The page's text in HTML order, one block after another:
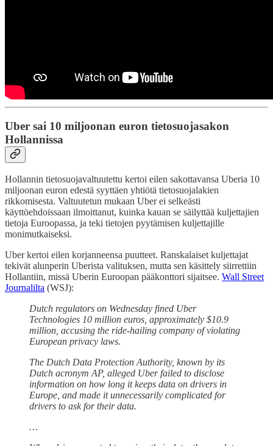
Uber sai 10 miljoonan euron tietosuojasakon
Hollannissa
Hollannin tietosuojavaltuutettu kertoi eilen sakottavansa Uberia 10
miljoonan euron edestä syyttäen yhtiötä tietosuojalakien
rikkomisesta. Valtuutetun mukaan Uber ei selkeästi
käyttöehdoissaan ilmoittanut, kuinka kauan se säilyttää kuljettajien
tietoja Euroopassa, ja teki tietojen pyytämisen kuljettajille
monimutkaiseksi.
Uber kertoi eilen korjanneensa puutteet. Ranskalaiset kuljettajat
tekivät alunperin Uberista valituksen, mutta sen käsittely siirrettiin
Hollantiin, missä Uberin Euroopan pääkonttori sijaitsee. Wall Street
Journalilta (WSJ):
Dutch regulators on Wednesday fined Uber
Technologies 10 million euros, approximately $10.9
million, accusing the ride-hailing company of violating
European privacy laws.
The Dutch Data Protection Authority, known by its
Dutch acronym AP, alleged Uber failed to disclose
information on how long it keeps data on drivers in
Europe, and made it unnecessarily complicated for
drivers to ask for their data.
…